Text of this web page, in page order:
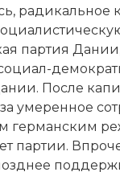
и
и
теория и
радикальное
партия
После
умеренное
германским
партии.